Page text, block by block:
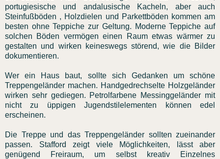
portugiesische und andalusische Kacheln, aber auch
Steinfußböden , Holzdielen und Parkettböden kommen am
besten ohne Teppiche zur Geltung. Moderne Teppiche auf
solchen Böden vermögen einen Raum etwas wärmer zu
gestalten und wirken keineswegs störend, wie die Bilder
dokumentieren.
Wer ein Haus baut, sollte sich Gedanken um schöne
Treppengeländer machen. Handgedrechselte Holzgeländer
wirken sehr gediegen. Petrolfarbene Messinggeländer mit
nicht zu üppigen Jugendstilelementen können edel
erscheinen.
Die Treppe und das Treppengeländer sollten zueinander
passen. Stafford zeigt viele Möglichkeiten, lässt aber
genügend Freiraum, um selbst kreativ Einzelnes